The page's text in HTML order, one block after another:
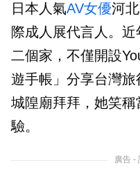
日本人氣AV女優河
際成人展代言人。
二個家，不僅開設
遊手帳」分享台灣
城隍廟拜拜，她笑
驗。
廣告 -